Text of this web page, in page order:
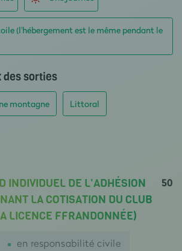
(l'hébergement est le même pendant le
des sorties
montagne Littoral
INDIVIDUEL DE L'ADHÉSION
LA COTISATION DU CLUB
LICENCE FFRANDONNÉE)
50
en responsabilité civile